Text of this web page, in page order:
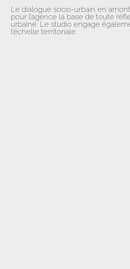
Le dialogue socio-urbain en
pour l’agence la base de toute
urbaine. Le studio engage
l’échelle territoriale.